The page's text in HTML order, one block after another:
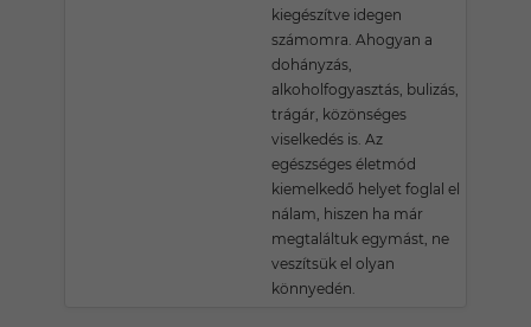
kiegészítve idegen
számomra. Ahogyan a
dohányzás,
alkoholfogyasztás, bulizás,
trágár, közönséges
viselkedés is. Az
egészséges életmód
kiemelkedő helyet foglal el
nálam, hiszen ha már
megtaláltuk egymást, ne
veszítsük el olyan
könnyedén.